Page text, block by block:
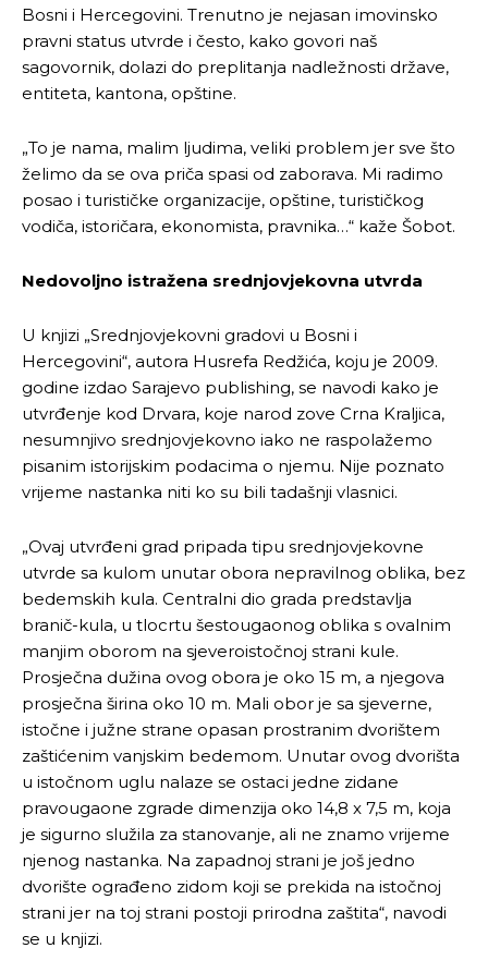
Bosni i Hercegovini. Trenutno je nejasan imovinsko
pravni status utvrde i često, kako govori naš
sagovornik, dolazi do preplitanja nadležnosti države,
entiteta, kantona, opštine.
„To je nama, malim ljudima, veliki problem jer sve što
želimo da se ova priča spasi od zaborava. Mi radimo
posao i turističke organizacije, opštine, turističkog
vodiča, istoričara, ekonomista, pravnika…“ kaže Šobot.
Nedovoljno istražena srednjovjekovna utvrda
U knjizi „Srednjovjekovni gradovi u Bosni i
Hercegovini“, autora Husrefa Redžića, koju je 2009.
godine izdao Sarajevo publishing, se navodi kako je
utvrđenje kod Drvara, koje narod zove Crna Kraljica,
nesumnjivo srednjovjekovno iako ne raspolažemo
pisanim istorijskim podacima o njemu. Nije poznato
vrijeme nastanka niti ko su bili tadašnji vlasnici.
„Ovaj utvrđeni grad pripada tipu srednjovjekovne
utvrde sa kulom unutar obora nepravilnog oblika, bez
bedemskih kula. Centralni dio grada predstavlja
branič-kula, u tlocrtu šestougaonog oblika s ovalnim
manjim oborom na sjeveroistočnoj strani kule.
Prosječna dužina ovog obora je oko 15 m, a njegova
prosječna širina oko 10 m. Mali obor je sa sjeverne,
istočne i južne strane opasan prostranim dvorištem
zaštićenim vanjskim bedemom. Unutar ovog dvorišta
u istočnom uglu nalaze se ostaci jedne zidane
pravougaone zgrade dimenzija oko 14,8 x 7,5 m, koja
je sigurno služila za stanovanje, ali ne znamo vrijeme
njenog nastanka. Na zapadnoj strani je još jedno
dvorište ograđeno zidom koji se prekida na istočnoj
strani jer na toj strani postoji prirodna zaštita“, navodi
se u knjizi.